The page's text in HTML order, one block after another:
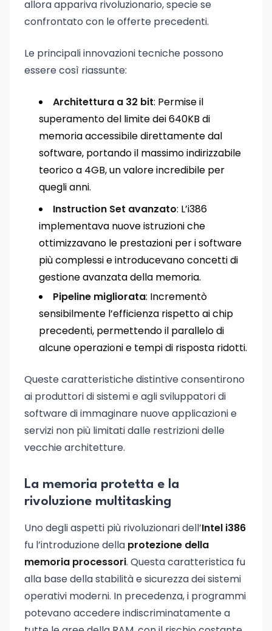
allora appariva rivoluzionario, specie se
confrontato con le offerte precedenti.
Le principali innovazioni tecniche possono
essere così riassunte:
Architettura a 32 bit: Permise il
superamento del limite dei 640KB di
memoria accessibile direttamente dal
software, portando il massimo indirizzabile
teorico a 4GB, un valore incredibile per
quegli anni.
Instruction Set avanzato: L’i386
implementava nuove istruzioni che
ottimizzavano le prestazioni per i software
più complessi e introducevano concetti di
gestione avanzata della memoria.
Pipeline migliorata: Incrementò
sensibilmente l’efficienza rispetto ai chip
precedenti, permettendo il parallelo di
alcune operazioni e tempi di risposta ridotti.
Queste caratteristiche distintive consentirono
ai produttori di sistemi e agli sviluppatori di
software di immaginare nuove applicazioni e
servizi non più limitati dalle restrizioni delle
vecchie architetture.
La memoria protetta e la
rivoluzione multitasking
Uno degli aspetti più rivoluzionari dell’Intel i386
fu l’introduzione della protezione della
memoria processori. Questa caratteristica fu
alla base della stabilità e sicurezza dei sistemi
operativi moderni. In precedenza, i programmi
potevano accedere indiscriminatamente a